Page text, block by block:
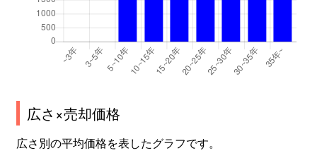
広さ×売却価格
広さ別の平均価格を表したグラフです。